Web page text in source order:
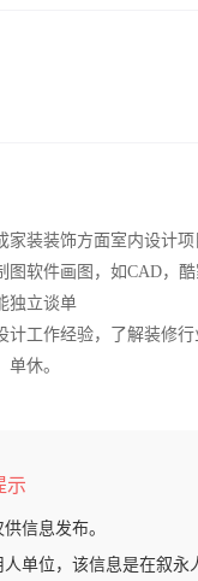
家装装饰方面室内设计
图软件画图，如CAD，
独立谈单
计工作经验，了解装修行
单休。
示
信息发布。
单位，该信息是在叙永